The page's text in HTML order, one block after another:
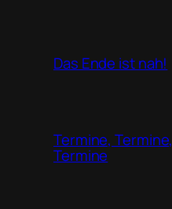
Das Ende ist nah!
Termine, Termine,
Termine